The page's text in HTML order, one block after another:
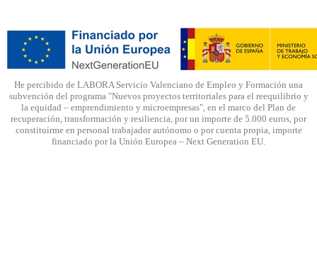
He percibido de LABORA Servicio Valenciano de Empleo y Formación una
subvención del programa "Nuevos proyectos territoriales para el reequilibrio y
la equidad – emprendimiento y microempresas", en el marco del Plan de
recuperación, transformación y resiliencia, por un importe de 5.000 euros, por
constituirme en personal trabajador autónomo o por cuenta propia, importe
financiado por la Unión Europea – Next Generation EU.